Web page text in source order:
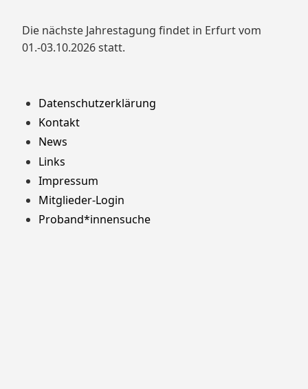
Die nächste Jahrestagung findet in Erfurt vom
01.-03.10.2026 statt.
Datenschutzerklärung
Kontakt
News
Links
Impressum
Mitglieder-Login
Proband*innensuche